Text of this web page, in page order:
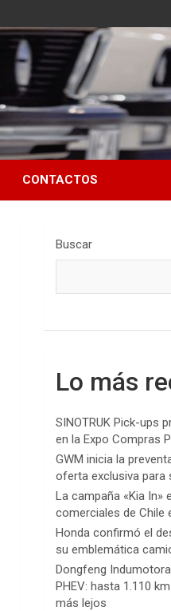
CONTACTOS
Buscar
Lo más
SINOTRUK Pick-ups
en la Expo Compras
GWM inicia la
oferta exclusiva para
La campaña «Kia
comerciales de Chile
Honda confirmó el
su emblemática
Dongfeng
PHEV: hasta 1.110
más lejos